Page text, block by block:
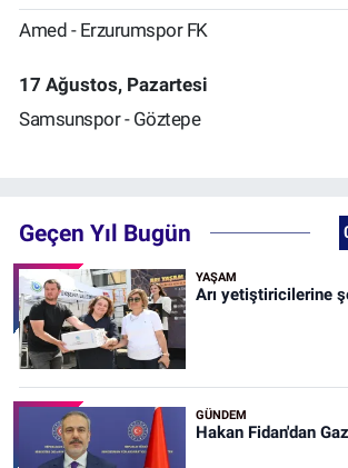
Amed - Erzurumspor FK
17 Ağustos, Pazartesi
Samsunspor - Göztepe
Geçen Yıl Bugün
YAŞAM
Arı yetiştiricilerine
GÜNDEM
Hakan Fidan'dan